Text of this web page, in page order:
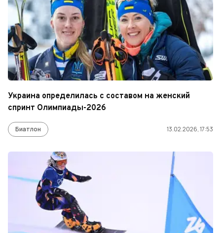
Украина определилась с составом на женский
спринт Олимпиады-2026
Биатлон 13.02.2026, 17:53